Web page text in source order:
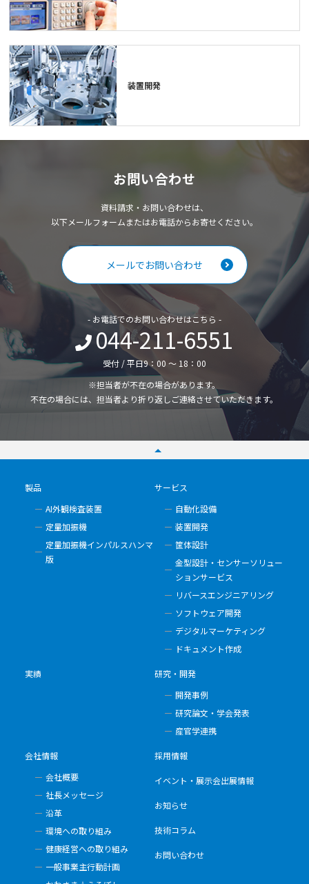
装置開発
お問い合わせ
資料請求・お問い合わせは、
以下メールフォームまたはお電話からお寄せください。
メールでお問い合わせ
- お電話でのお問い合わせはこちら -
044-211-6551
受付 / 平日9：00 ～ 18：00
※担当者が不在の場合があります。
不在の場合には、担当者より折り返しご連絡させていただきます。
製品
AI外観検査装置
定量加振機
定量加振機インパルスハンマ
版
サービス
自動化設備
装置開発
筐体設計
金型設計・センサーソリュー
ションサービス
リバースエンジニアリング
ソフトウェア開発
デジタルマーケティング
ドキュメント作成
実績
研究・開発
開発事例
研究論文・学会発表
産官学連携
会社情報
会社概要
社長メッセージ
沿革
環境への取り組み
健康経営への取り組み
一般事業主行動計画
採用情報
イベント・展示会出展情報
お知らせ
技術コラム
お問い合わせ